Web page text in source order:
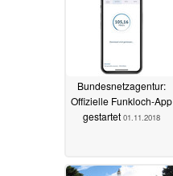
Bundesnetzagentur:
Offizielle Funkloch-App
gestartet 01.11.2018